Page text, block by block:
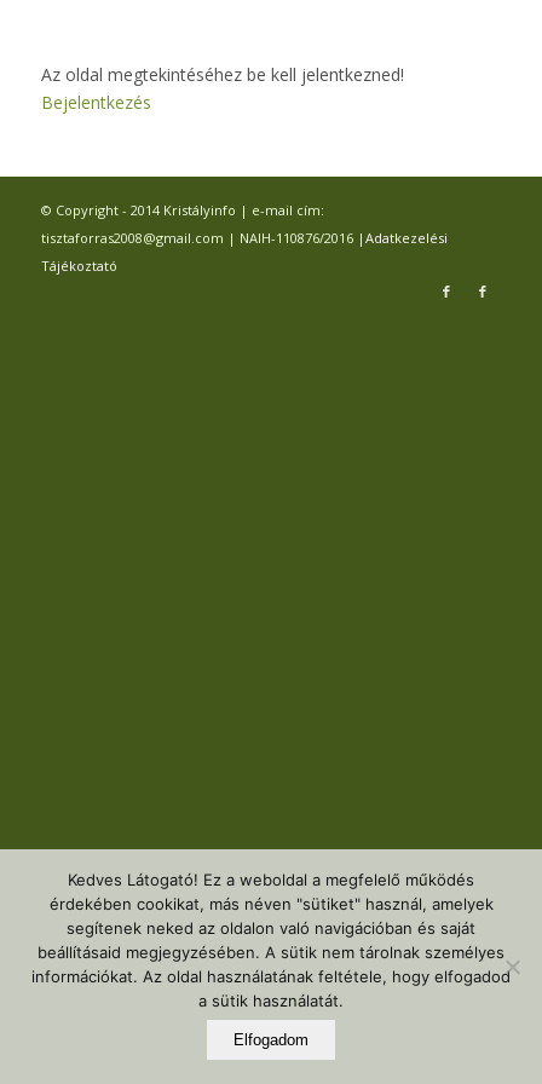
Az oldal megtekintéséhez be kell jelentkezned!
Bejelentkezés
© Copyright - 2014 Kristályinfo | e-mail cím:
tisztaforras2008@gmail.com | NAIH-110876/2016 | Adatkezelési
Tájékoztató
Kedves Látogató! Ez a weboldal a megfelelő működés
érdekében cookikat, más néven "sütiket" használ, amelyek
segítenek neked az oldalon való navigációban és saját
beállításaid megjegyzésében. A sütik nem tárolnak személyes
információkat. Az oldal használatának feltétele, hogy elfogadod
a sütik használatát.
Elfogadom